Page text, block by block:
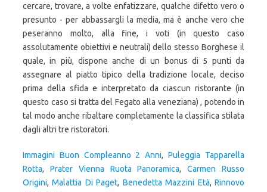
Immagini Buon Compleanno 2 Anni,Puleggia Tapparella
Rotta, Prater Vienna Ruota Panoramica,Carmen Russo
Origini,Malattia Di Paget, Benedetta Mazzini Età,Rinnovo